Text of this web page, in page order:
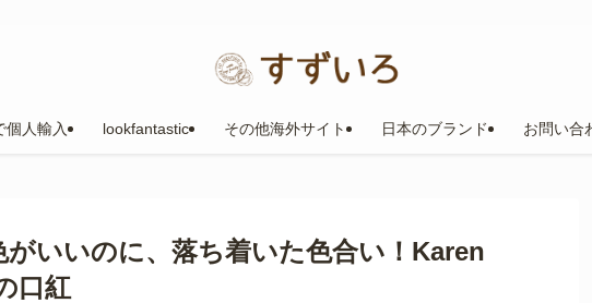
個人輸入 lookfantastic その他海外サイト 日本のブランド お問い合
いいのに、落ち着いた色合い！Karen
口紅